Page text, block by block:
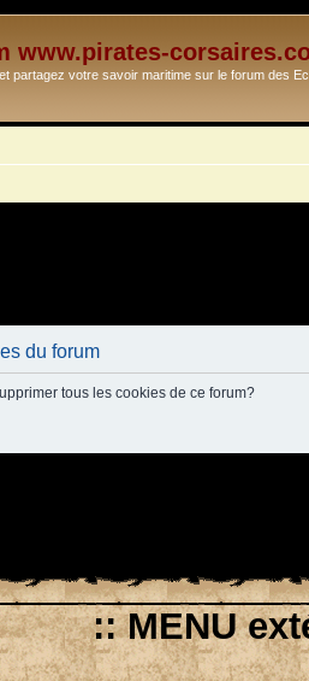
www.pirates-
partagez votre savoir maritime sur le forum des
du forum
tous les cookies de ce forum?
:: MENU